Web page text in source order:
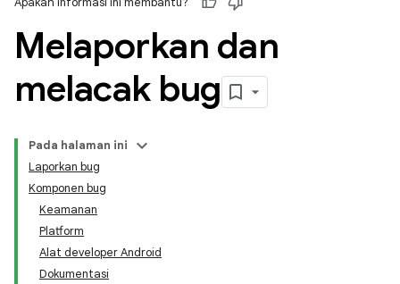
Melaporkan dan
melacak bug
Pada halaman ini
Laporkan bug
Komponen bug
Keamanan
Platform
Alat developer Android
Dokumentasi